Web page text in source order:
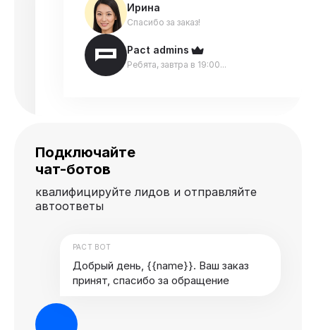
Ирина
Спасибо за заказ!
Pact admins
Ребята, завтра в 19:00...
Подключайте
чат-ботов
квалифицируйте лидов и отправляйте
автоответы
PACT BOT
Добрый день, {{name}}. Ваш заказ
принят, спасибо за обращение